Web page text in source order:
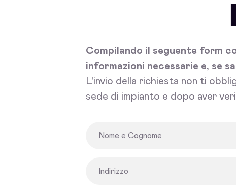
Compilando il seguente form
informazioni necessarie e, se
L'invio della richiesta non ti
sede di impianto e dopo aver